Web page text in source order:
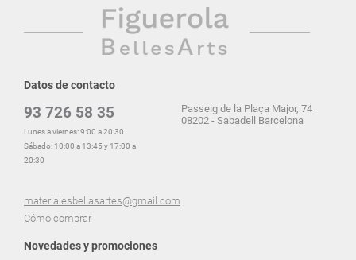
Datos de contacto
93 726 58 35
Lunes a viernes: 9:00 a 20:30
Sábado: 10:00 a 13:45 y 17:00 a
20:30
materialesbellasartes@gmail.com
Cómo comprar
Passeig de la Plaça Major, 74
08202 - Sabadell Barcelona
Novedades y promociones